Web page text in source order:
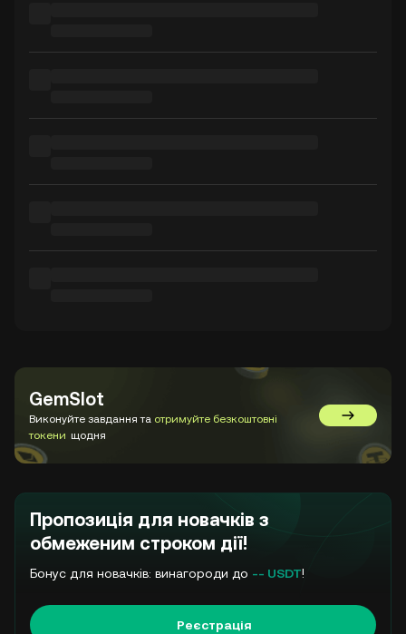
GemSlot
Виконуйте завдання та отримуйте безкоштовні
токени щодня
Перейти
Пропозиція для новачків з
обмеженим строком дії!
Бонус для новачків: винагороди до -- USDT!
Реєстрація